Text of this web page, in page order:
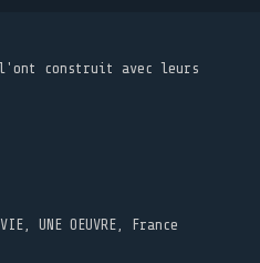
construit avec leurs
UNE OEUVRE, France